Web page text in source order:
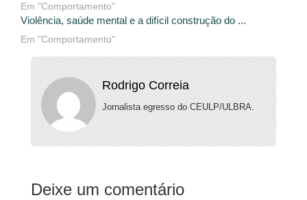
Em "Comportamento"
Violência, saúde mental e a difícil construção do ...
Em "Comportamento"
Rodrigo Correia
Jornalista egresso do CEULP/ULBRA.
Deixe um comentário